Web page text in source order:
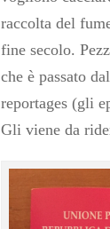
raccolta del
fine secolo.
che è passato
reportages (gli
Gli viene da